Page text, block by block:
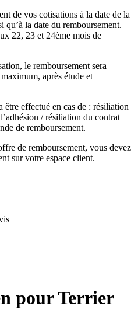
de vos cotisations à la date de la
qu’à la date du remboursement.
22, 23 et 24ème mois de
le remboursement sera
après étude et
effectué en cas de : résiliation
/ résiliation du contrat
de remboursement.
de remboursement, vous devez
sur votre espace client.
pour Terrier